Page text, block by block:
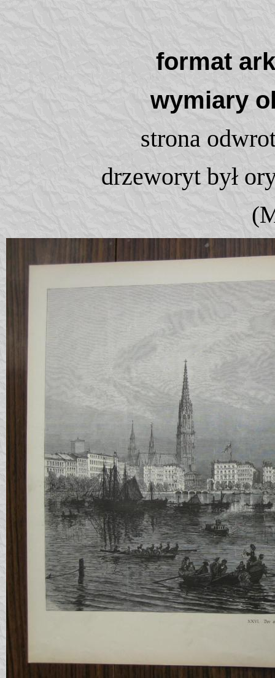
format
wymiary
strona
drzeworyt był